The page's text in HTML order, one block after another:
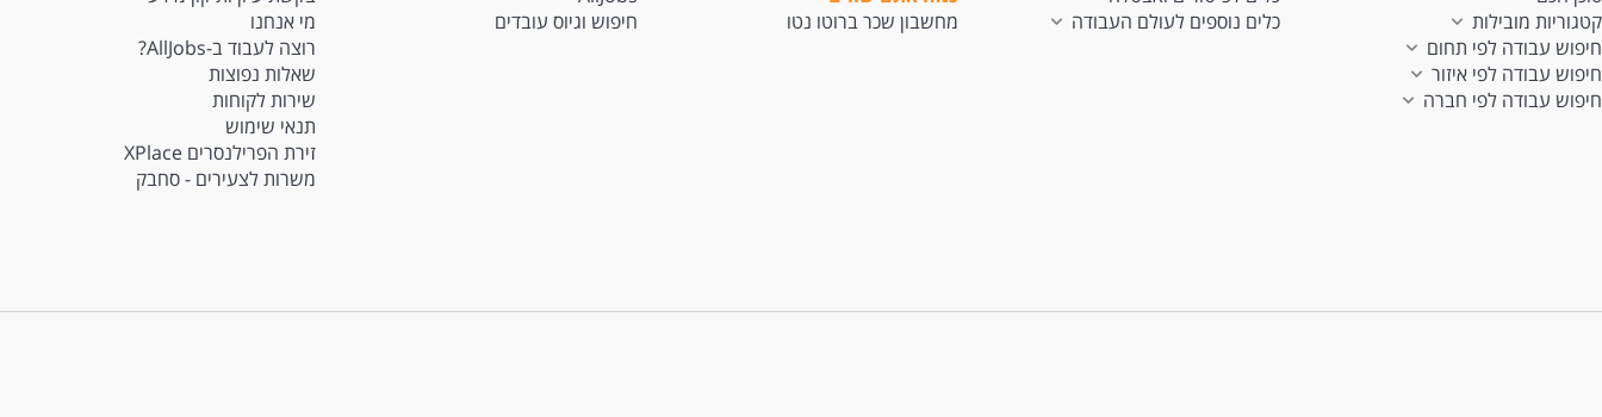
קטגוריות מובילות
חיפוש עבודה לפי תחום
חיפוש עבודה לפי איזור
חיפוש עבודה לפי חברה
כלים נוספים לעולם העבודה
מחשבון שכר ברוטו נטו
חיפוש וגיוס עובדים
מי אנחנו
רוצה לעבוד ב-AllJobs?
שאלות נפוצות
שירות לקוחות
תנאי שימוש
זירת הפרילנסרים XPlace
משרות לצעירים - סחבק